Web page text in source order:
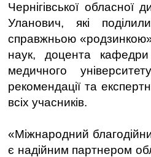
Чернігівської обласної
Уланович, які
справжньою
наук, доцента
медичного
рекомендації та
всіх учасників.
«Міжнародний
є надійним партнером